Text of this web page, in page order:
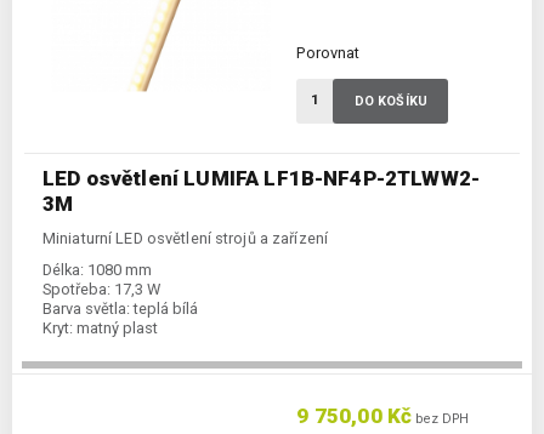
LED osvětlení LUMIFA LF1B-NF4P-2TLWW2-
3M
Miniaturní LED osvětlení strojů a zařízení
Délka: 1080 mm
Spotřeba: 17,3 W
Barva světla: teplá bílá
Kryt: matný plast
Porovnat
DO KOŠÍKU
9 750,00 Kč bez DPH